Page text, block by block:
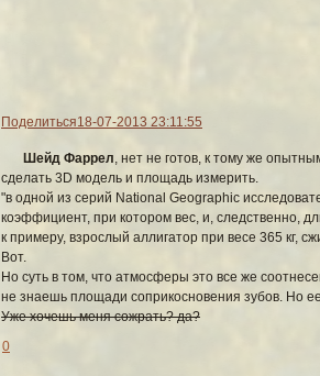
Поделиться18-07-2013 23:11:55
Шейд Фаррел, нет не готов, к тому же
сделать 3D модель и площадь измерить.
"в одной из серий National Geographic
коэффициент, при котором вес, и, следственно,
к примеру, взрослый аллигатор при весе 365 кг,
Вот.
Но суть в том, что атмосферы это все же
не знаешь площади соприкосновения зубов. Но
Уже хочешь меня сожрать? да?
0